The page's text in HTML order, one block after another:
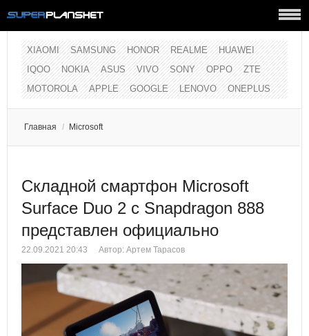
XIAOMI SAMSUNG HONOR REALME
HUAWEI
IQOO
NOKIA ASUS VIVO SONY OPPO
ZTE
MOTOROLA
APPLE GOOGLE LENOVO ONEPLUS
Главная / Microsoft
Складной смартфон Microsoft
Surface Duo 2 с Snapdragon 888
представлен официально
22.09.2021 20:43 Автор: Артем Тарасов